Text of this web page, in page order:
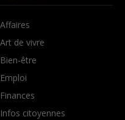
de vivre
être
citoyennes